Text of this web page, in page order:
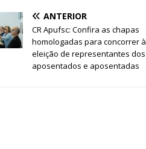
ANTERIOR
CR Apufsc: Confira as chapas
homologadas para concorrer à
eleição de representantes dos
aposentados e aposentadas